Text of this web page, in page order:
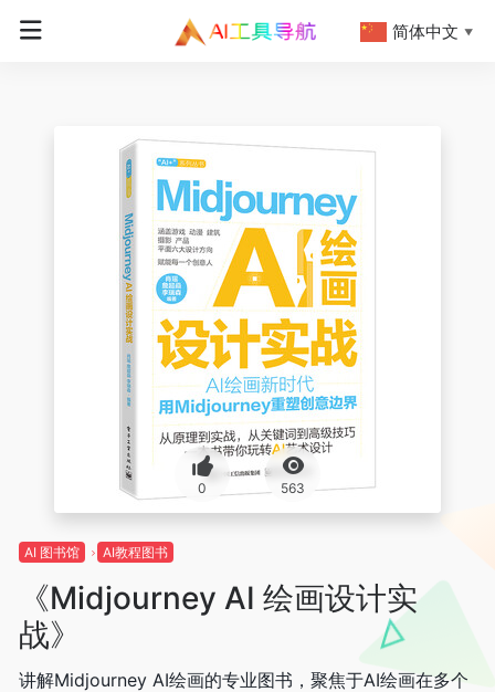
0 563
AI 图书馆 AI教程图书
《Midjourney AI 绘画设计实
战》
讲解Midjourney AI绘画的专业图书，聚焦于AI绘画在多个
简体中文 ▼